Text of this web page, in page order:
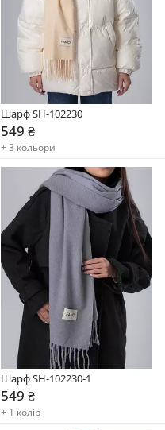
Шарф SH-102230
549 ₴
+ 3 кольори
Шарф SH-102230-1
549 ₴
+ 1 колір